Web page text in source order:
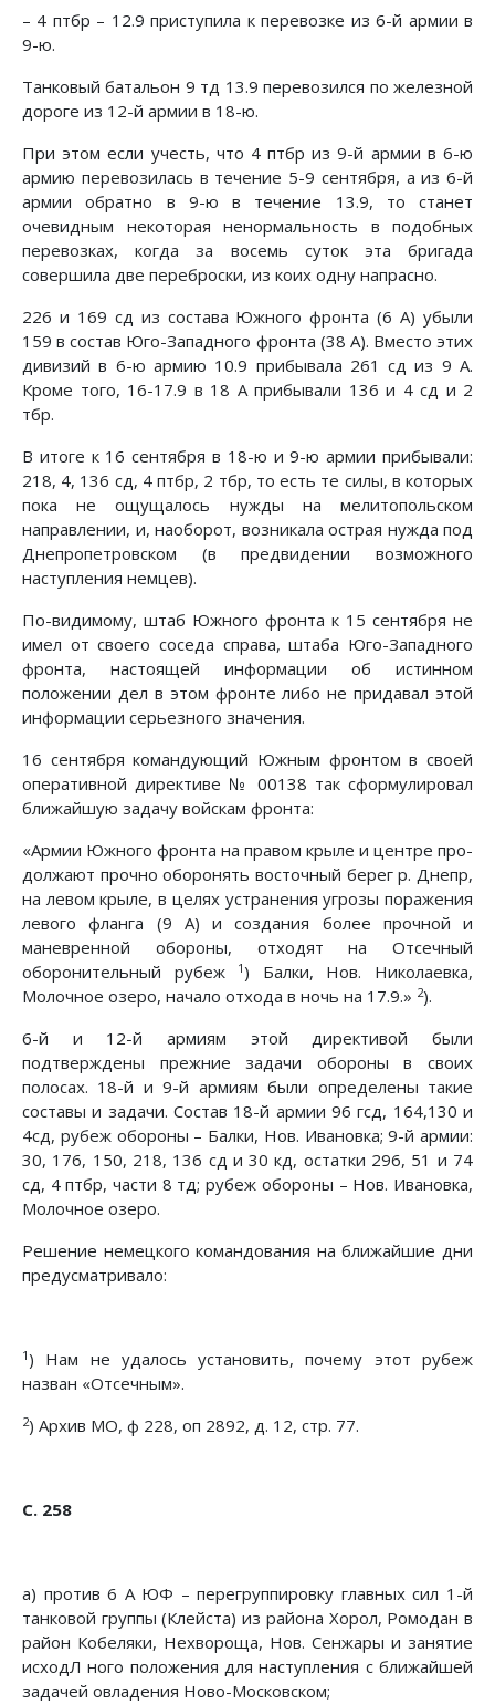
– 4 птбр – 12.9 приступила к перевозке из 6-й армии в
9-ю.
Танковый батальон 9 тд 13.9 перевозился по железной
до­роге из 12-й армии в 18-ю.
При этом если учесть, что 4 птбр из 9-й армии в 6-ю
армию перевозилась в течение 5-9 сентября, а из 6-й
армии обрат­но в 9-ю в течение 13.9, то станет
очевидным некоторая ненор­мальность в подобных
перевозках, когда за восемь суток эта бригада
совершила две переброски, из коих одну напрасно.
226 и 169 сд из состава Южного фронта (6 А) убыли
159 в состав Юго-Западного фронта (38 А). Вместо этих
диви­зий в 6-ю армию 10.9 прибывала 261 сд из 9 А.
Кроме того, 16-17.9 в 18 А прибывали 136 и 4 сд и 2
тбр.
В итоге к 16 сентября в 18-ю и 9-ю армии прибывали:
218, 4, 136 сд, 4 птбр, 2 тбр, то есть те силы, в которых
пока не ощущалось нужды на мелитопольском
направлении, и, на­оборот, возникала острая нужда под
Днепропетровском (в предвидении возможного
наступления немцев).
По-видимому, штаб Южного фронта к 15 сентября не
имел от своего соседа справа, штаба Юго-Западного
фронта, на­стоящей информации об истинном
положении дел в этом фронте либо не придавал этой
информации серьезного значе­ния.
16 сентября командующий Южным фронтом в своей
опе­ративной директиве № 00138 так сформулировал
ближайшую задачу войскам фронта:
«Армии Южного фронта на правом крыле и центре про­
должают прочно оборонять восточный берег р. Днепр,
на ле­вом крыле, в целях устранения угрозы поражения
левого фланга (9 А) и создания более прочной и
маневренной обо­роны, отходят на Отсечный
оборонительный рубеж
1) Балки, Нов. Николаевка,
Молочное озеро, начало отхода в ночь на 17.9.» 2).
6-й и 12-й армиям этой директивой были
подтверждены прежние задачи обороны в своих
полосах. 18-й и 9-й армиям были определены такие
составы и задачи. Состав 18-й армии 96 гсд, 164,130 и
4сд, рубеж обороны – Балки, Нов. Ивановка; 9-й армии:
30, 176, 150, 218, 136 сд и 30 кд, остатки 296, 51 и 74
сд, 4 птбр, части 8 тд; рубеж обороны – Нов. Ивановка,
Молочное озеро.
Решение немецкого командования на ближайшие дни
предусматривало:
1) Нам не удалось установить, почему этот рубеж
назван «Отсечным».
2) Архив МО, ф 228, оп 2892, д. 12, стр. 77.
С. 258
а) против 6 А ЮФ – перегруппировку главных сил 1-й
танковой группы (Клейста) из района Хорол, Ромодан в
район Кобеляки, Нехвороща, Нов. Сенжары и занятие
исходЛ ного положения для наступления с ближайшей
задачей овладения Ново-Московском;